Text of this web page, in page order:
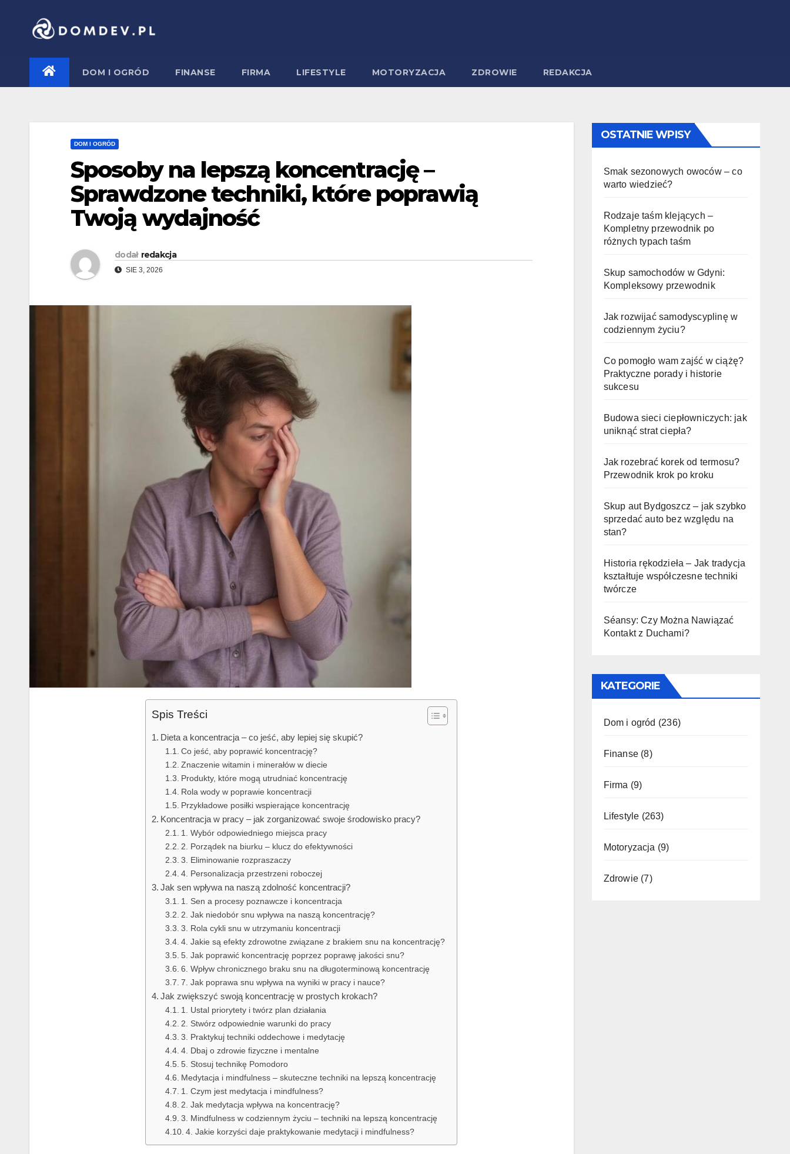
DOM I OGRÓD FINANSE FIRMA LIFESTYLE MOTORYZACJA ZDROWIE REDAKCJA
DOM I OGRÓD
Sposoby na lepszą koncentrację –
Sprawdzone techniki, które poprawią
Twoją wydajność
dodał redakcja
SIE 3, 2026
Spis Treści
Dieta a koncentracja – co jeść, aby lepiej się skupić?
Co jeść, aby poprawić koncentrację?
Znaczenie witamin i minerałów w diecie
Produkty, które mogą utrudniać koncentrację
Rola wody w poprawie koncentracji
Przykładowe posiłki wspierające koncentrację
Koncentracja w pracy – jak zorganizować swoje środowisko pracy?
1. Wybór odpowiedniego miejsca pracy
2. Porządek na biurku – klucz do efektywności
3. Eliminowanie rozpraszaczy
4. Personalizacja przestrzeni roboczej
Jak sen wpływa na naszą zdolność koncentracji?
1. Sen a procesy poznawcze i koncentracja
2. Jak niedobór snu wpływa na naszą koncentrację?
3. Rola cykli snu w utrzymaniu koncentracji
4. Jakie są efekty zdrowotne związane z brakiem snu na koncentrację?
5. Jak poprawić koncentrację poprzez poprawę jakości snu?
6. Wpływ chronicznego braku snu na długoterminową koncentrację
7. Jak poprawa snu wpływa na wyniki w pracy i nauce?
Jak zwiększyć swoją koncentrację w prostych krokach?
1. Ustal priorytety i twórz plan działania
2. Stwórz odpowiednie warunki do pracy
3. Praktykuj techniki oddechowe i medytację
4. Dbaj o zdrowie fizyczne i mentalne
5. Stosuj technikę Pomodoro
Medytacja i mindfulness – skuteczne techniki na lepszą koncentrację
1. Czym jest medytacja i mindfulness?
2. Jak medytacja wpływa na koncentrację?
3. Mindfulness w codziennym życiu – techniki na lepszą koncentrację
4. Jakie korzyści daje praktykowanie medytacji i mindfulness?
OSTATNIE WPISY
Smak sezonowych owoców – co
warto wiedzieć?
Rodzaje taśm klejących –
Kompletny przewodnik po
różnych typach taśm
Skup samochodów w Gdyni:
Kompleksowy przewodnik
Jak rozwijać samodyscyplinę w
codziennym życiu?
Co pomogło wam zajść w ciążę?
Praktyczne porady i historie
sukcesu
Budowa sieci ciepłowniczych: jak
uniknąć strat ciepła?
Jak rozebrać korek od termosu?
Przewodnik krok po kroku
Skup aut Bydgoszcz – jak szybko
sprzedać auto bez względu na
stan?
Historia rękodzieła – Jak tradycja
kształtuje współczesne techniki
twórcze
Séansy: Czy Można Nawiązać
Kontakt z Duchami?
KATEGORIE
Dom i ogród (236)
Finanse(8)
Firma (9)
Lifestyle (263)
Motoryzacja (9)
Zdrowie(7)